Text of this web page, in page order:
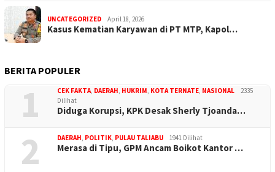
UNCATEGORIZED April 18, 2026
Kasus Kematian Karyawan di PT MTP, Kapol…
BERITA POPULER
1 CEK FAKTA DAERAH HUKRIM KOTA TERNATE NASIONAL
2335
Dilihat
Diduga Korupsi, KPK Desak Sherly Tjoanda…
2 DAERAH POLITIK PULAU TALIABU 1941 Dilihat
Merasa di Tipu, GPM Ancam Boikot Kantor …